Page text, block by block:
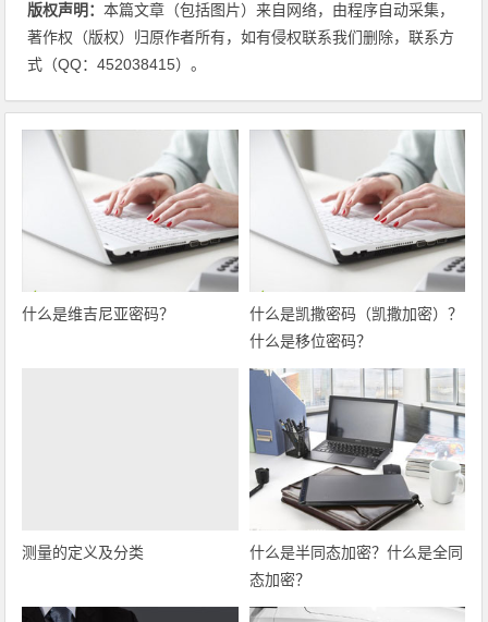
版权声明：本篇文章（包括图片）来自网络，由程序自动采集，
著作权（版权）归原作者所有，如有侵权联系我们删除，联系方
式（QQ：452038415）。
什么是维吉尼亚密码？
什么是凯撒密码（凯撒加密）？
什么是移位密码？
测量的定义及分类
什么是半同态加密？什么是全同
态加密？